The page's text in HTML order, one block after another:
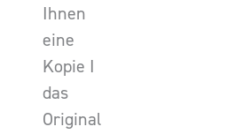
Ihnen
eine
Kopie I
das
Original